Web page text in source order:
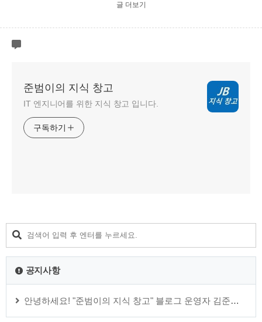
글 더보기
준범이의 지식 창고
IT 엔지니어를 위한 지식 창고 입니다.
구독하기
공지사항
안녕하세요! "준범이의 지식 창고" 블로그 운영자 김준범 입니다.